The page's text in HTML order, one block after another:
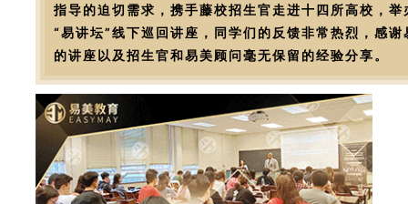
指导的迫切需求，携手藤校招生官走进十四所高校，
“易讲坛”线下巡回讲座，同学们的反馈非常热烈，感
的讲座以及招生官和易美顾问毫无保留的经验分享。